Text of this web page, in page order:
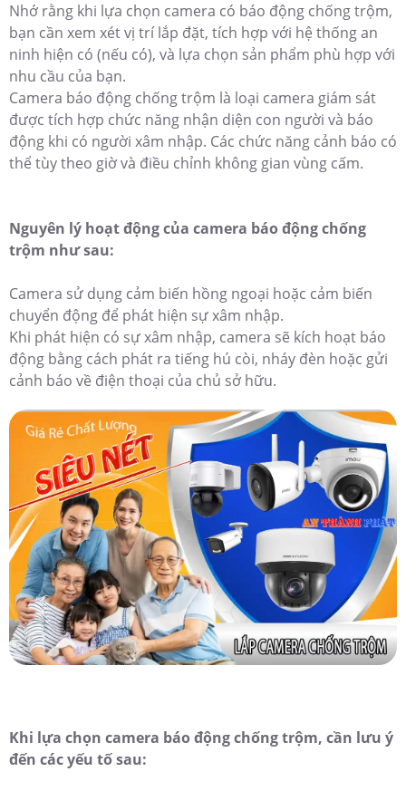
Nhớ rằng khi lựa chọn camera có báo động chống trộm,
bạn cần xem xét vị trí lắp đặt, tích hợp với hệ thống an
ninh hiện có (nếu có), và lựa chọn sản phẩm phù hợp với
nhu cầu của bạn.
Camera báo động chống trộm là loại camera giám sát
được tích hợp chức năng nhận diện con người và báo
động khi có người xâm nhập. Các chức năng cảnh báo có
thể tùy theo giờ và điều chỉnh không gian vùng cấm.
Nguyên lý hoạt động của camera báo động chống
trộm như sau:
Camera sử dụng cảm biến hồng ngoại hoặc cảm biến
chuyển động để phát hiện sự xâm nhập.
Khi phát hiện có sự xâm nhập, camera sẽ kích hoạt báo
động bằng cách phát ra tiếng hú còi, nháy đèn hoặc gửi
cảnh báo về điện thoại của chủ sở hữu.
Khi lựa chọn camera báo động chống trộm, cần lưu ý
đến các yếu tố sau: